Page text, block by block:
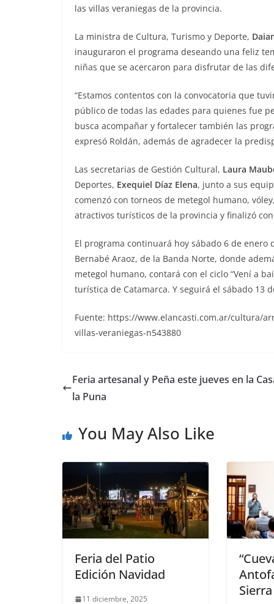
las villas veraniegas de la provincia.
La ministra de Cultura, Turismo y Deporte,
inauguraron el programa deseando una feliz
niñas que se acercaron para disfrutar de las
“Estamos contentos con la convocatoria que
público de todas las edades para quienes fue
busca acompañar y fortalecer también las
expresó Roldán, además de agradecer la
Las secretarias de Gestión Cultural, Laura
Deportes, Exequiel Díaz Elena, junto a sus
comenzó con torneos de metegol humano,
atractivos turísticos de la provincia y finalizó
El programa continuará hoy sábado 6 de enero
Bernabé Araoz, de la Banda Norte, donde
metegol humano, contará con el ciclo “Vení a
turística de Catamarca. Y seguirá el sábado 13
Fuente: https://www.elancasti.com.ar/cultura/
villas-veraniegas-n543880
Feria artesanal y Peña este jueves en la
la Puna
You May Also Like
Feria del Patio
Edición Navidad
11 diciembre, 2025
Sierra